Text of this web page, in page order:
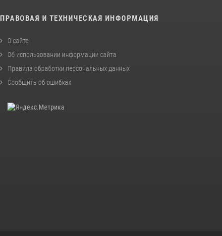
ПРАВОВАЯ И ТЕХНИЧЕСКАЯ ИНФОРМАЦИЯ
О сайте
Об использовании информации сайта
Правила обработки персональных данных
Сообщить об ошибках